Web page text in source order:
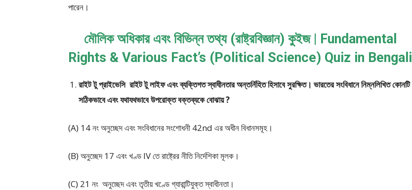
পারেন।
মৌলিক অধিকার এবং বিভিন্ন তথ্য (রাষ্ট্রবিজ্ঞান) কুইজ | Fundamental
Rights & Various Fact’s (Political Science) Quiz in Bengali
রাইট টু প্রাইভেসি রাইট টু লাইফ এবং ব্যক্তিগত স্বাধীনতার অন্তর্নিহিত হিসাবে সুরক্ষিত। ভারতের সংবিধানে নিম্নলিখিত কোনটি
সঠিকভাবে এবং যথাযথভাবে উপরোক্ত বক্তব্যকে বোঝায় ?
(A) 14 নং অনুচ্ছেদ এবং সংবিধানের সংশোধনী 42nd এর অধীন বিধানসমূহ।
(B) অনুচ্ছেদ 17 এবং খণ্ড IV তে রাষ্ট্রের নীতি নির্দেশিকা মূলক।
(C) 21 নং অনুচ্ছেদ এবং তৃতীয় খণ্ডে গ্যারান্টিযুক্ত স্বাধীনতা।